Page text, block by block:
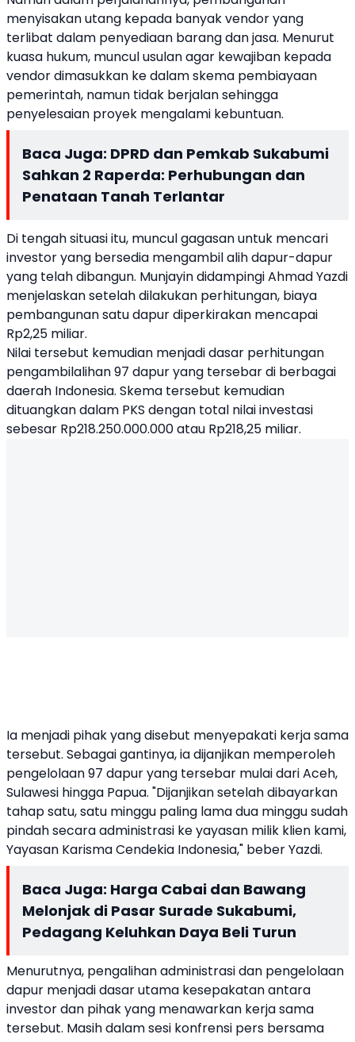
menyisakan utang kepada banyak vendor yang
terlibat dalam penyediaan barang dan jasa. Menurut
kuasa hukum, muncul usulan agar kewajiban kepada
vendor dimasukkan ke dalam skema pembiayaan
pemerintah, namun tidak berjalan sehingga
penyelesaian proyek mengalami kebuntuan.
Baca Juga: DPRD dan Pemkab Sukabumi
Sahkan 2 Raperda: Perhubungan dan
Penataan Tanah Terlantar
Di tengah situasi itu, muncul gagasan untuk mencari
investor yang bersedia mengambil alih dapur-dapur
yang telah dibangun. Munjayin didampingi Ahmad Yazdi
menjelaskan setelah dilakukan perhitungan, biaya
pembangunan satu dapur diperkirakan mencapai
Rp2,25 miliar.
Nilai tersebut kemudian menjadi dasar perhitungan
pengambilalihan 97 dapur yang tersebar di berbagai
daerah Indonesia. Skema tersebut kemudian
dituangkan dalam PKS dengan total nilai investasi
sebesar Rp218.250.000.000 atau Rp218,25 miliar.
Ia menjadi pihak yang disebut menyepakati kerja sama
tersebut. Sebagai gantinya, ia dijanjikan memperoleh
pengelolaan 97 dapur yang tersebar mulai dari Aceh,
Sulawesi hingga Papua. "Dijanjikan setelah dibayarkan
tahap satu, satu minggu paling lama dua minggu sudah
pindah secara administrasi ke yayasan milik klien kami,
Yayasan Karisma Cendekia Indonesia," beber Yazdi.
Baca Juga: Harga Cabai dan Bawang
Melonjak di Pasar Surade Sukabumi,
Pedagang Keluhkan Daya Beli Turun
Menurutnya, pengalihan administrasi dan pengelolaan
dapur menjadi dasar utama kesepakatan antara
investor dan pihak yang menawarkan kerja sama
tersebut. Masih dalam sesi konfrensi pers bersama